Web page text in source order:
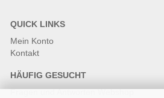
QUICK LINKS
Mein Konto
Kontakt
HÄUFIG GESUCHT
Fragen und Antworten Webshop